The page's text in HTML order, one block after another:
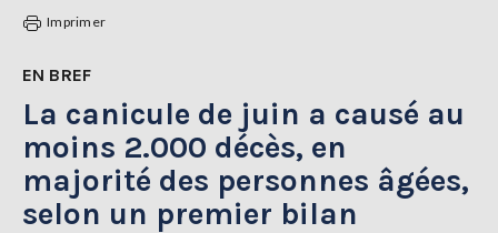
RÉGIONS
TENDANCES
SERVICES
LA
GAZETTE
Imprimer
EN BREF
La canicule de juin a causé au
moins 2.000 décès, en
majorité des personnes âgées,
selon un premier bilan